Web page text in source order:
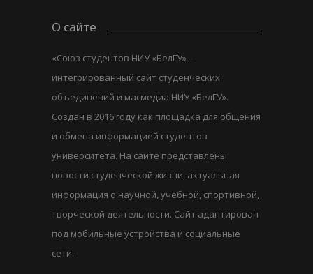
О сайте
«Союз студентов НИУ «БелГУ» –
интегрированный сайт студенческих
объединений и масмедиа НИУ «БелГУ».
Создан в 2016 году как площадка для общения
и обмена информацией студентов
университета. На сайте представлены
новости студенческой жизни, актуальная
информация о научной, учебной, спортивной,
творческой деятельности. Сайт адаптирован
под мобильные устройства и социальные
сети.